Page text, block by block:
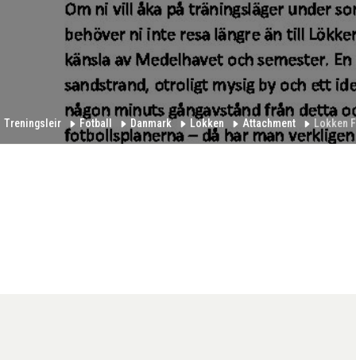
Treningsleir Fotball Danmark Lokken Attachment Lokken